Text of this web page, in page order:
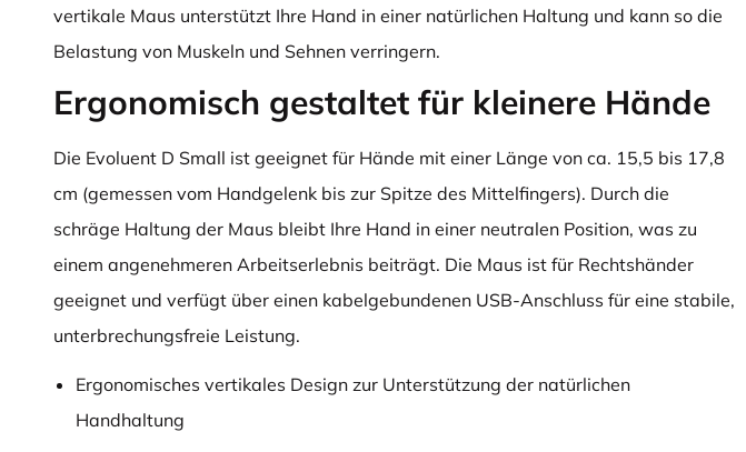
vertikale Maus unterstützt Ihre Hand in einer natürlichen Haltung und kann so die
Belastung von Muskeln und Sehnen verringern.
Ergonomisch gestaltet für kleinere Hände
Die Evoluent D Small ist geeignet für Hände mit einer Länge von ca. 15,5 bis 17,8
cm (gemessen vom Handgelenk bis zur Spitze des Mittelfingers). Durch die
schräge Haltung der Maus bleibt Ihre Hand in einer neutralen Position, was zu
einem angenehmeren Arbeitserlebnis beiträgt. Die Maus ist für Rechtshänder
geeignet und verfügt über einen kabelgebundenen USB-Anschluss für eine stabile,
unterbrechungsfreie Leistung.
Ergonomisches vertikales Design zur Unterstützung der natürlichen
Handhaltung